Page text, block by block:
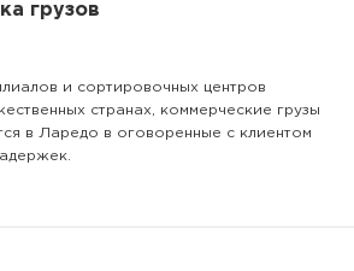
грузов
и сортировочных центров
странах, коммерческие грузы
в Ларедо в оговоренные с клиентом